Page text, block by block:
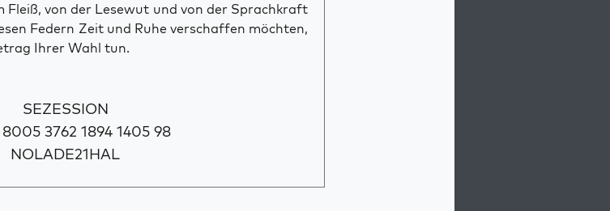
Fleiß, von der Lesewut und von der Sprachkraft
Federn Zeit und Ruhe verschaffen möchten,
Ihrer Wahl tun.
SEZESSION
3762 1894 1405 98
NOLADE21HAL